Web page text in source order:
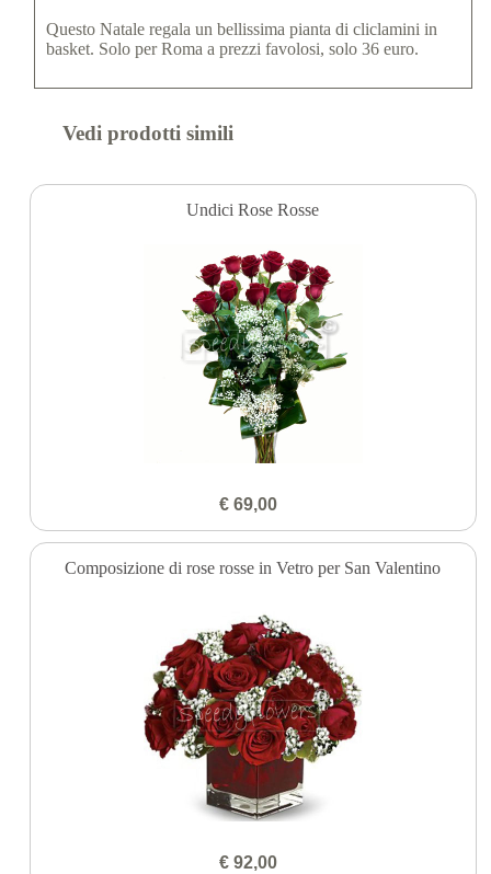
Questo Natale regala un bellissima pianta di cliclamini in
basket. Solo per Roma a prezzi favolosi, solo 36 euro.
Vedi prodotti simili
Undici Rose Rosse
€ 69,00
Composizione di rose rosse in Vetro per San Valentino
€ 92,00